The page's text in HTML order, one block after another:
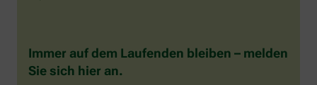
Immer auf dem Laufenden bleiben – melden
Sie sich hier an.